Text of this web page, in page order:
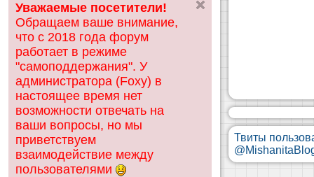
ск
Уважаемые посетители!
Обращаем ваше внимание,
что с 2018 года форум
работает в режиме
"самоподдержания". У
администратора (Foxy) в
настоящее время нет
возможности отвечать на
ваши вопросы, но мы
приветствуем
взаимодействие между
пользователями
Твиты